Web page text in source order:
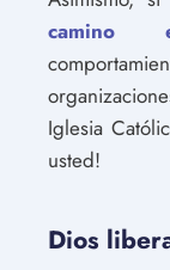
camino
Iglesia
usted!
Dios